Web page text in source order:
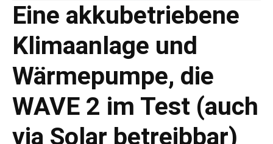
Eine akkubetriebene
Klimaanlage und
Wärmepumpe, die
WAVE 2 im Test (auch
via Solar betreibbar)